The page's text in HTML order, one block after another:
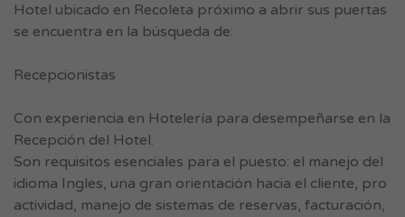
Hotel ubicado en Recoleta próximo a abrir sus puertas
se encuentra en la búsqueda de:
Recepcionistas
Con experiencia en Hotelería para desempeñarse en la
Recepción del Hotel.
Son requisitos esenciales para el puesto: el manejo del
idioma Ingles, una gran orientación hacia el cliente, pro
actividad, manejo de sistemas de reservas, facturación,